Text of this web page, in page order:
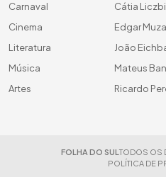
Carnaval
Cinema
Literatura
Música
Artes
Cátia
Edgar Muza
João
Mateus
Ricardo
FOLHA DO SUL TODOS OS
POLÍTICA DE